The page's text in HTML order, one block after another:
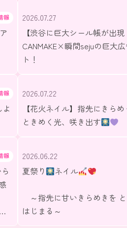
報 2026.07.27
【渋谷に巨大シール帳が出現
CANMAKE×瞬間sejuの巨大
ト！
報 2026.07.22
【花火ネイル】指先にきら
ときめく光、咲き出す
報 2026.06.22
夏祭り ネイル
～指先に甘いきらめきを と
はじまる～